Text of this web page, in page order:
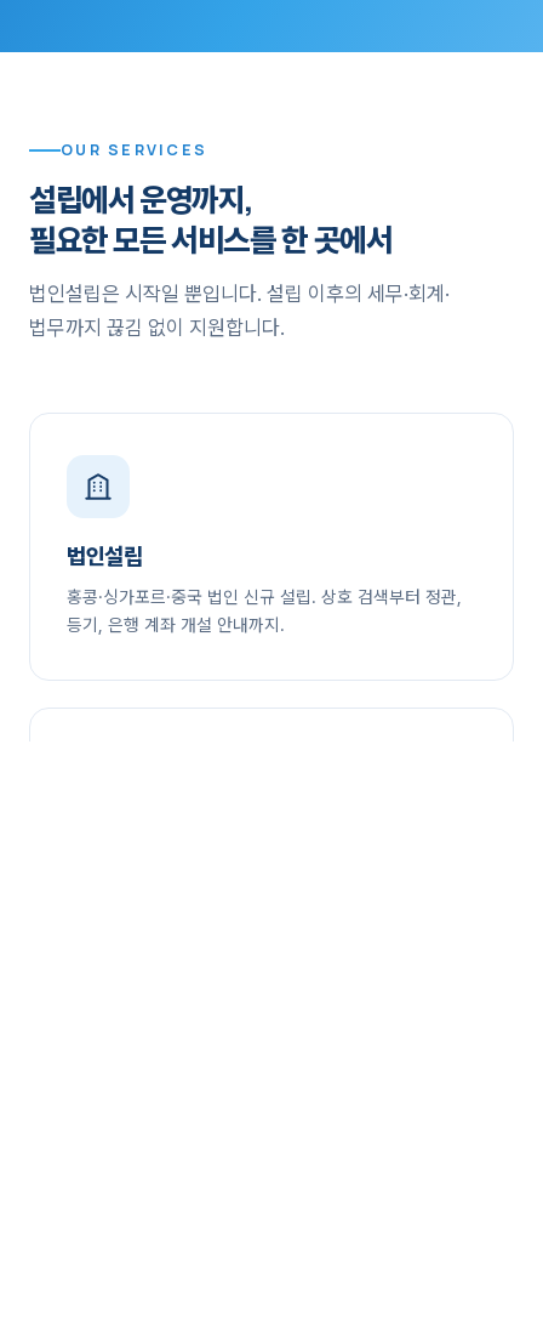
OUR SERVICES
설립에서 운영까지,
필요한 모든 서비스를 한 곳에서
법인설립은 시작일 뿐입니다. 설립 이후의 세무·회계·
법무까지 끊김 없이 지원합니다.
법인설립
홍콩·싱가포르·중국 법인 신규 설립. 상호 검색부터 정관,
등기, 은행 계좌 개설 안내까지.